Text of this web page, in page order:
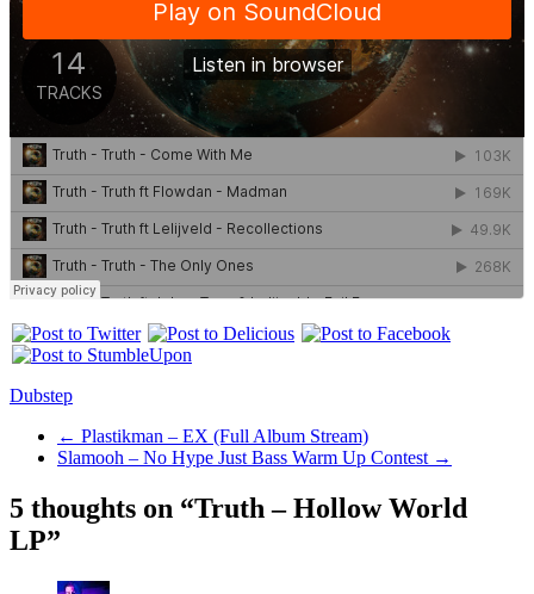
Dubstep
← Plastikman – EX (Full Album Stream)
Slamooh – No Hype Just Bass Warm Up Contest →
5 thoughts on “Truth – Hollow World
LP”